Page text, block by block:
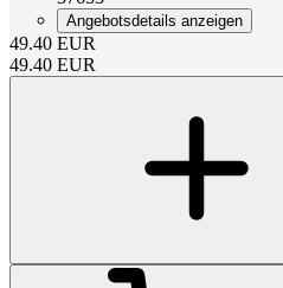
Angebotsdetails anzeigen
49.40 EUR
49.40 EUR